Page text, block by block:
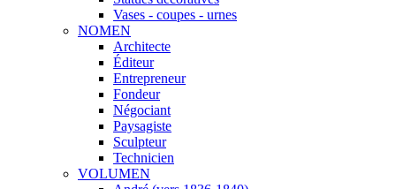
Vases - coupes - urnes
NOMEN
Architecte
Éditeur
Entrepreneur
Fondeur
Négociant
Paysagiste
Sculpteur
Technicien
VOLUMEN